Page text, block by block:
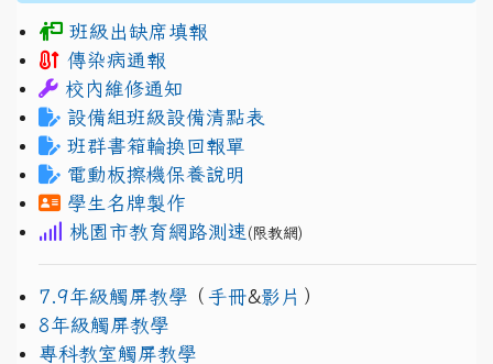
班級出缺席填報
傳染病通報
校內維修通知
設備組班級設備清點表
班群書箱輪換回報單
電動板擦機保養說明
學生名牌製作
桃園市教育網路測速 (限教網)
7.9年級觸屏教學 （ 手冊&影片 ）
8年級觸屏教學
專科教室觸屏教學